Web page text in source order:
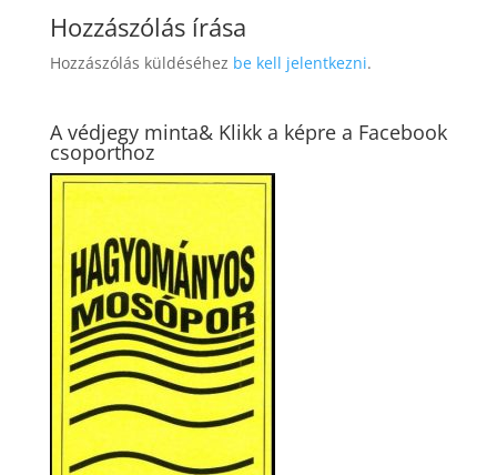
Hozzászólás írása
Hozzászólás küldéséhez be kell jelentkezni.
A védjegy minta& Klikk a képre a Facebook
csoporthoz